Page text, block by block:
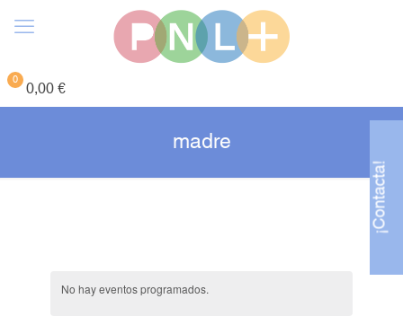
0 0,00 €
madre
No hay eventos programados.
¡Contacta!